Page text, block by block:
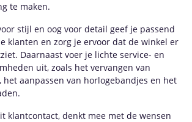
te maken.
stijl en oog voor detail geef je passend
klanten en zorg je ervoor dat de winkel er
Daarnaast voer je lichte service- en
uit, zoals het vervangen van
aanpassen van horlogebandjes en het
klantcontact, denkt mee met de wensen